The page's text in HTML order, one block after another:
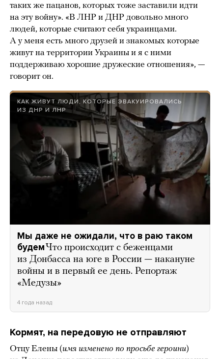
таких же пацанов, которых тоже заставили идти
на эту войну». «В ЛНР и ДНР довольно много
людей, которые считают себя украинцами.
А у меня есть много друзей и знакомых которые
живут на территории Украины и я с ними
поддерживаю хорошие дружеские отношения», —
говорит он.
КАК ЖИВУТ ЛЮДИ, КОТОРЫЕ ЭВАКУИРОВАЛИСЬ
ИЗ ДНР И ЛНР
Мы даже не ожидали, что в раю таком
будем Что происходит с беженцами
из Донбасса на юге в России — накануне
войны и в первый ее день. Репортаж
«Медузы»
4 года назад
Кормят, на передовую не отправляют
Отцу Елены (имя изменено по просьбе героини)